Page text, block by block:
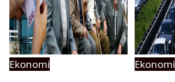
Ekonomi
Ekonomi